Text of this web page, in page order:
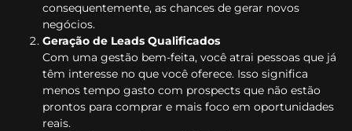
consequentemente, as chances de gerar novos
negócios.
Geração de Leads Qualificados
Com uma gestão bem-feita, você atrai pessoas que já
têm interesse no que você oferece. Isso significa
menos tempo gasto com prospects que não estão
prontos para comprar e mais foco em oportunidades
reais.